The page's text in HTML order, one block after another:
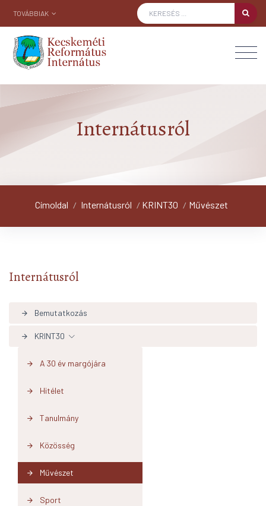
TOVÁBBIAK
Internátusról
Címoldal / Internátusról / KRINT30 / Művészet
Internátusról
arrow_forward Bemutatkozás
arrow_forward KRINT30
arrow_forward A 30 év margójára
arrow_forward Hitélet
arrow_forward Tanulmány
arrow_forward Közösség
arrow_forward Művészet
arrow_forward Sport